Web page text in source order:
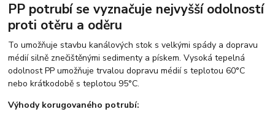
PP potrubí se vyznačuje nejvyšší odolností
proti otěru a oděru
To umožňuje stavbu kanálových stok s velkými spády a dopravu
médií silně znečištěnými sedimenty a pískem. Vysoká tepelná
odolnost PP umožňuje trvalou dopravu médií s teplotou 60°C
nebo krátkodobě s teplotou 95°C.
Výhody korugovaného potrubí: